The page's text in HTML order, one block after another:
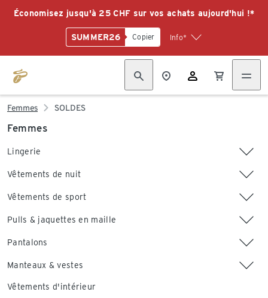
Économisez jusqu'à 25 CHF sur vos achats aujourd'hui !*
SUMMER26 Copier Info*
Femmes SOLDES
Femmes
Lingerie
Vêtements de nuit
Vêtements de sport
Pulls & jaquettes en maille
Pantalons
Manteaux & vestes
Vêtements d'intérieur